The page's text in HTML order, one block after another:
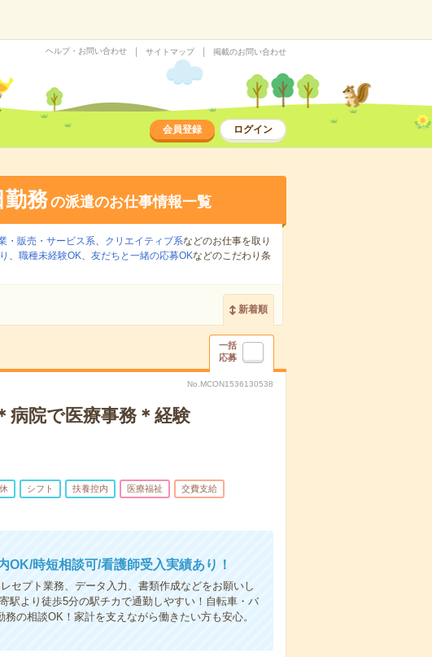
ヘルプ・お問い合わせ サイトマップ 掲載のお問い合わせ
会員登録 ログイン
勤務の派遣のお仕事情報一覧
・販売・サービス系、 クリエイティブ系などのお仕事を取り
、 職種未経験OK、 友だちと一緒の応募OKなどのこだわり条
新着順
一括
応募
No.MCON1536130538
病院で医療事務＊経験
シフト 扶養控内 医療福祉 交費支給
OK/時短相談可/看護師受入実績あり！
セプト業務、データ入力、書類作成などをお願いし
駅より徒歩5分の駅チカで通勤しやすい！自転車・バ
の相談OK！家計を支えながら働きたい方も安心。